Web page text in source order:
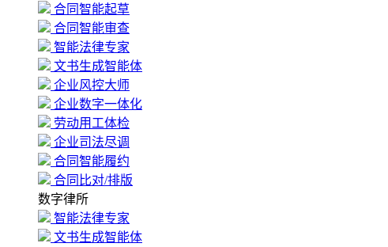
合同智能起草
合同智能审查
智能法律专家
文书生成智能体
企业风控大师
企业数字一体化
劳动用工体检
企业司法尽调
合同智能履约
合同比对/排版
数字律所
智能法律专家
文书生成智能体